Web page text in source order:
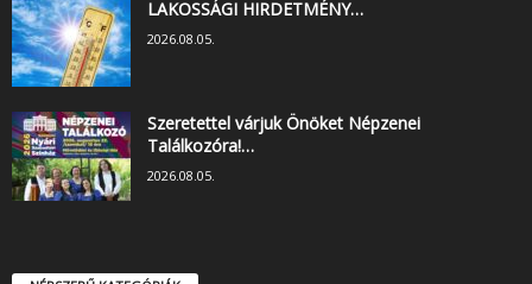
LAKOSSÁGI HIRDETMÉNY…
2026.08.05.
Szeretettel várjuk Önöket Népzenei
Találkozóra!…
2026.08.05.